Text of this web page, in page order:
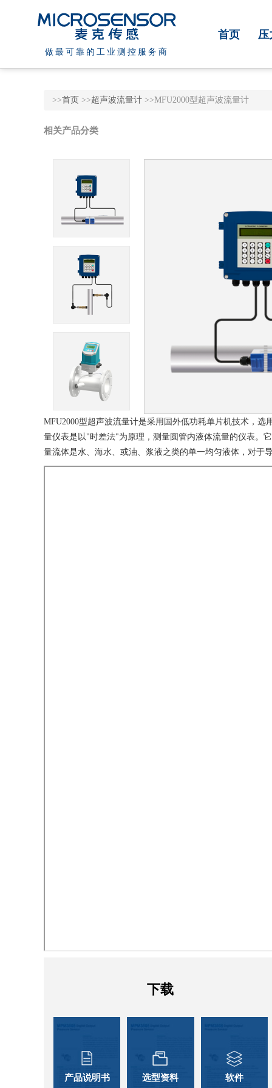
做最可靠的工业测控服务商
首页 压
>>首页 >>超声波流量计 >>MFU2000型超声波流量计
相关产品分类
MFU2000型超声波流量计是采用国外低功耗单片机技术，
量仪表是以"时差法"为原理，测量圆管内液体流量的仪表。
量流体是水、海水、或油、浆液之类的单一均匀液体，对于
下载
产品说明书 选型资料 软件